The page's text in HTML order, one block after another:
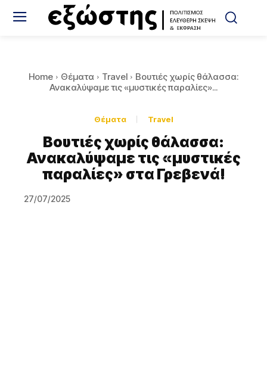
Home Θέματα Travel
Βουτιές χωρίς θάλασσα:
Ανακαλύψαμε τις «μυστικές παραλίες»...
Θέματα Travel
Βουτιές χωρίς θάλασσα:
Ανακαλύψαμε τις «μυστικές
παραλίες» στα Γρεβενά!
27/07/2025